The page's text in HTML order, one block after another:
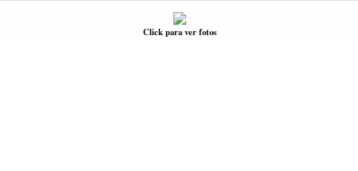
Click para ver fotos